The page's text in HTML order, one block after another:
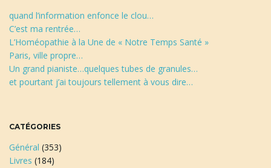
quand l’information enfonce le clou…
C’est ma rentrée…
L’Homéopathie à la Une de « Notre Temps Santé »
Paris, ville propre…
Un grand pianiste…quelques tubes de granules…
et pourtant j’ai toujours tellement à vous dire…
CATÉGORIES
Général (353)
Livres (184)